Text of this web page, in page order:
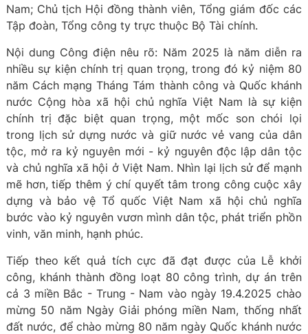
Nam; Chủ tịch Hội đồng thành viên, Tổng giám đốc các
Tập đoàn, Tổng công ty trực thuộc Bộ Tài chính.
Nội dung Công điện nêu rõ: Năm 2025 là năm diễn ra
nhiều sự kiện chính trị quan trọng, trong đó kỷ niệm 80
năm Cách mạng Tháng Tám thành công và Quốc khánh
nước Cộng hòa xã hội chủ nghĩa Việt Nam là sự kiện
chính trị đặc biệt quan trọng, một mốc son chói lọi
trong lịch sử dựng nước và giữ nước vẻ vang của dân
tộc, mở ra kỷ nguyên mới - kỷ nguyên độc lập dân tộc
và chủ nghĩa xã hội ở Việt Nam. Nhìn lại lịch sử để mạnh
mẽ hơn, tiếp thêm ý chí quyết tâm trong công cuộc xây
dựng và bảo vệ Tổ quốc Việt Nam xã hội chủ nghĩa
bước vào kỷ nguyên vươn mình dân tộc, phát triển phồn
vinh, văn minh, hạnh phúc.
Tiếp theo kết quả tích cực đã đạt được của Lễ khởi
công, khánh thành đồng loạt 80 công trình, dự án trên
cả 3 miền Bắc - Trung - Nam vào ngày 19.4.2025 chào
mừng 50 năm Ngày Giải phóng miền Nam, thống nhất
đất nước, để chào mừng 80 năm ngày Quốc khánh nước